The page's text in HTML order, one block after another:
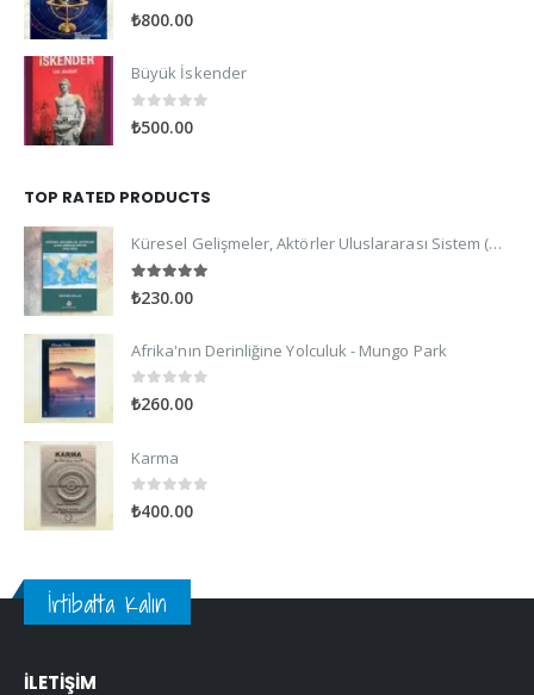
0 out of 5
₺800.00
Büyük İskender
0
₺500.00
TOP RATED PRODUCTS
Küresel Gelişmeler, Aktörler Uluslararası Sistem (2022-2023)
5.00
₺230.00
Afrika'nın Derinliğine Yolculuk - Mungo Park
0 out of 5
₺260.00
Karma
0 out of 5
₺400.00
İrtibatta Kalın
İLETİŞİM